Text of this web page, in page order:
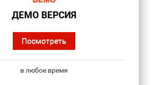
ДЕМО ВЕРСИЯ
Посмотреть
в любое время